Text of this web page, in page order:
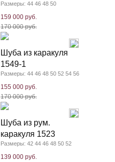
Размеры: 44 46 48 50
159 000 руб.
170 000 руб.
Шуба из каракуля
1549-1
Размеры: 44 46 48 50 52 54 56
155 000 руб.
170 000 руб.
Шуба из рум.
каракуля 1523
Размеры: 42 44 46 48 50 52
139 000 руб.